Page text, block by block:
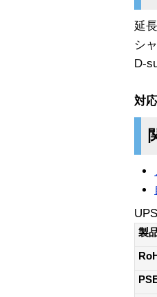
延
シ
D-
対
製